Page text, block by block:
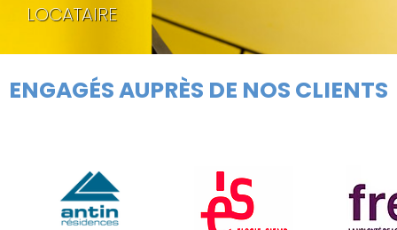
LOCATAIRE
ENGAGÉS AUPRÈS DE NOS CLIENTS